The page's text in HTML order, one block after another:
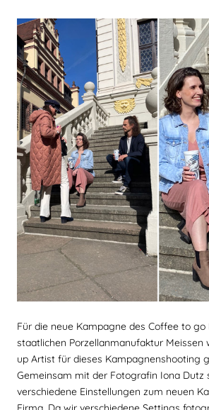
Für die neue Kampagne des Coffee to go
staatlichen Porzellanmanufaktur Meissen
up Artist für dieses Kampagnenshooting
Gemeinsam mit der Fotografin Iona Dutz
verschiedene Einstellungen zum neuen